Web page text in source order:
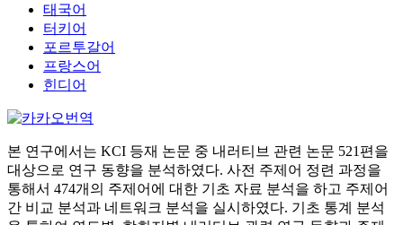
태국어
터키어
포르투갈어
프랑스어
힌디어
본 연구에서는 KCI 등재 논문 중 내러티브 관련 논문 521편을
대상으로 연구 동향을 분석하였다. 사전 주제어 정련 과정을
통해서 474개의 주제어에 대한 기초 자료 분석을 하고 주제어
간 비교 분석과 네트워크 분석을 실시하였다. 기초 통계 분석